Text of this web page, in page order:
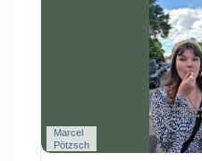
Marcel
Pötzsch